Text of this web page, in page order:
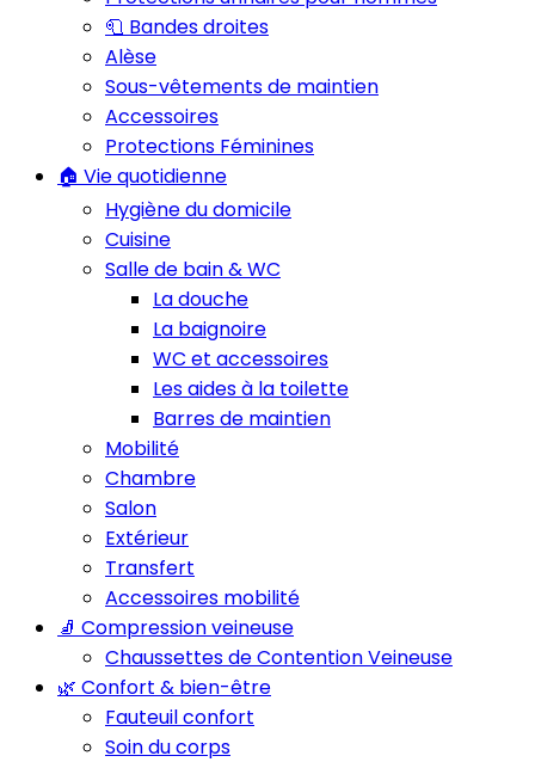
🧻 Bandes droites
Alèse
Sous-vêtements de maintien
Accessoires
Protections Féminines
🏠 Vie quotidienne
Hygiène du domicile
Cuisine
Salle de bain & WC
La douche
La baignoire
WC et accessoires
Les aides à la toilette
Barres de maintien
Mobilité
Chambre
Salon
Extérieur
Transfert
Accessoires mobilité
🧦 Compression veineuse
Chaussettes de Contention Veineuse
🌿 Confort & bien-être
Fauteuil confort
Soin du corps